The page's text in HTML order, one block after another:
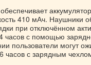
410 мАч. Наушники
при отключённом
часов с помощью
пользователи могут
часов с зарядным